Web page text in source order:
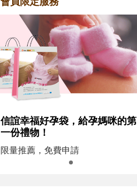
信誼幸福好孕袋，給孕媽咪的第
一份禮物！
限量推薦，免費申請